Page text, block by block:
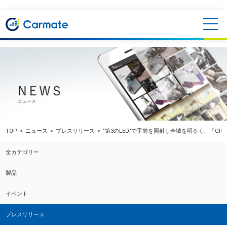
TOP ニュース プレスリリース "第3のLED"で手前を照射し全域を明るく、「
全カテゴリー
製品
イベント
プレスリリース